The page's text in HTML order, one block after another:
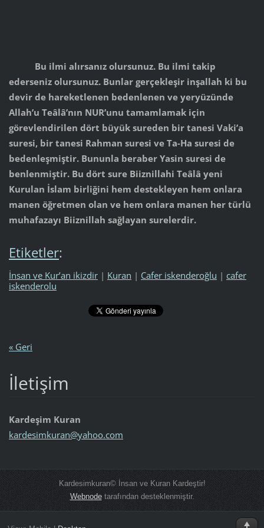
Bu ilmi alırsanız olursunuz. Bu ilmi takip
ederseniz olursunuz. Bunlar gerçekleşir inşallah ki bu
devir de hareketlenen bedenlenen ve yeryüzünde
Allah’u Teâlâ’nın NUR’unu tamamlamak için
görevlendirilen dört büyük sureden bir tanesi Vaki’a
suresi, bir tanesi Rahman suresi ve Ta-Ha suresi de
bedenleşmiştir. Bununla beraber Yasin suresi de
benlenmiştir. Bu dört sure Biiznillahi Teâlâ yeni
Kurulan İslam birliğini hem destekleyen hem onlara
manen öğretmen olan ve hem onlara manen her türlü
muhafazayı Biiznillah sağlayan surelerdir.
Etiketler:
İnsan ve Kur’an ikizdir | Kuran | Cafer iskenderoğlu | cafer
iskenderolu
« Geri
İletişim
Kardeşim Kuran
kardesimkuran@yahoo.com
Kardesimkuran© İnsan ve Kuran Kardeştir!
Webnodetarafından desteklenmiştir.